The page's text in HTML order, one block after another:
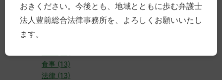
研修 (17)
高齢 (15)
食事 (13)
法律 (13)
おきください。今後とも、地域とともに歩む弁護士
法人豊前総合法律事務所を、よろしくお願いいたし
ます。